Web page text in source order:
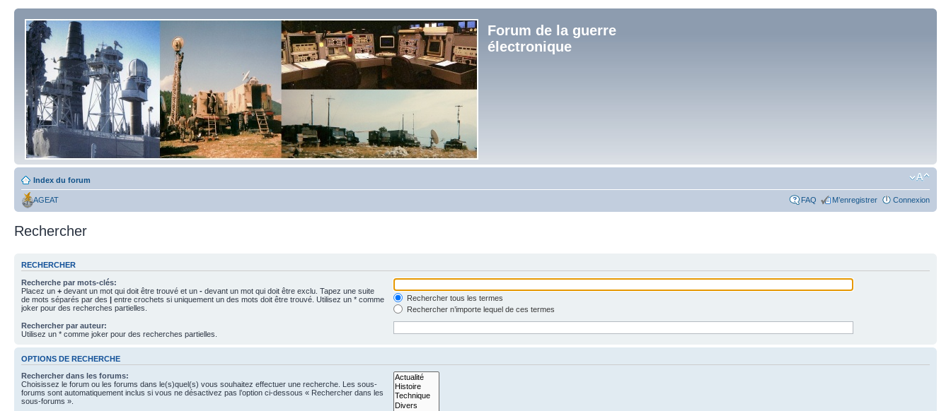
Forum de la guerre
électronique
Index du forum
AGEAT FAQ M’enregistrer Connexion
Rechercher
RECHERCHER
Recherche par mots-clés:
Placez un + devant un mot qui doit être trouvé et un - devant un mot qui doit être exclu. Tapez une suite
de mots séparés par des | entre crochets si uniquement un des mots doit être trouvé. Utilisez un * comme
joker pour des recherches partielles.
Rechercher tous les termes
Rechercher n’importe lequel de ces termes
Rechercher par auteur:
Utilisez un * comme joker pour des recherches partielles.
OPTIONS DE RECHERCHE
Rechercher dans les forums:
Choisissez le forum ou les forums dans le(s)quel(s) vous souhaitez effectuer une recherche. Les sous-
forums sont automatiquement inclus si vous ne désactivez pas l’option ci-dessous « Rechercher dans les
sous-forums ».